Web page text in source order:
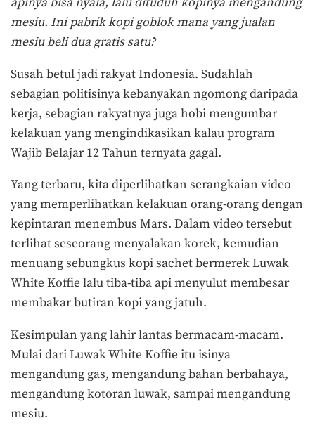
mesiu. Ini pabrik kopi goblok mana yang jualan
mesiu beli dua gratis satu?
Susah betul jadi rakyat Indonesia. Sudahlah
sebagian politisinya kebanyakan ngomong daripada
kerja, sebagian rakyatnya juga hobi mengumbar
kelakuan yang mengindikasikan kalau program
Wajib Belajar 12 Tahun ternyata gagal.
Yang terbaru, kita diperlihatkan serangkaian video
yang memperlihatkan kelakuan orang-orang dengan
kepintaran menembus Mars. Dalam video tersebut
terlihat seseorang menyalakan korek, kemudian
menuang sebungkus kopi sachet bermerek Luwak
White Koffie lalu tiba-tiba api menyulut membesar
membakar butiran kopi yang jatuh.
Kesimpulan yang lahir lantas bermacam-macam.
Mulai dari Luwak White Koffie itu isinya
mengandung gas, mengandung bahan berbahaya,
mengandung kotoran luwak, sampai mengandung
mesiu.